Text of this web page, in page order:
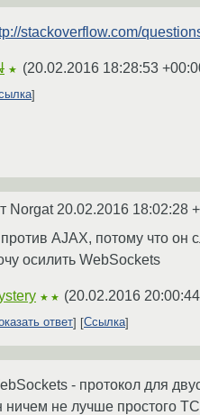
stackoverflow.com/
★ (20.02.2016 18:28:53
Norgat 20.02.2016 18:02:28
AJAX, потому что он
осилить WebSockets
★★ (20.02.2016
ответ
Ссылка
- протокол для
ничем не лучше простого